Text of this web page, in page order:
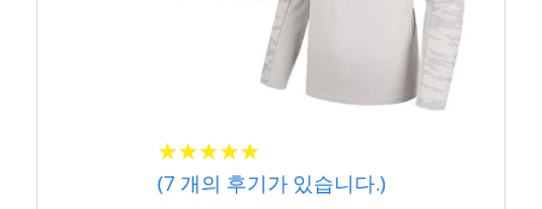
★★★★★
★★★★★
(7 개의 후기가 있습니다.)